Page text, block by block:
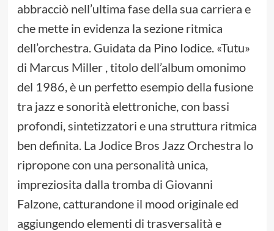
abbracciò nell’ultima fase della sua carriera e
che mette in evidenza la sezione ritmica
dell’orchestra. Guidata da Pino Iodice. «Tutu»
di Marcus Miller , titolo dell’album omonimo
del 1986, è un perfetto esempio della fusione
tra jazz e sonorità elettroniche, con bassi
profondi, sintetizzatori e una struttura ritmica
ben definita. La Jodice Bros Jazz Orchestra lo
ripropone con una personalità unica,
impreziosita dalla tromba di Giovanni
Falzone, catturandone il mood originale ed
aggiungendo elementi di trasversalità e